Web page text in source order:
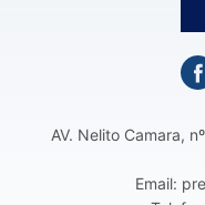
AV. Nelito Camara,
Email: